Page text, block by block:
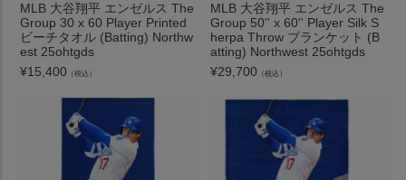
MLB 大谷翔平 エンゼルス The
Group 30 x 60 Player Printed
ビーチタオル (Batting) Northw
est 25ohtgds
¥15,400 （税込）
MLB 大谷翔平 エンゼルス The
Group 50'' x 60'' Player Silk S
herpa Throw ブランケット (B
atting) Northwest 25ohtgds
¥29,700 （税込）